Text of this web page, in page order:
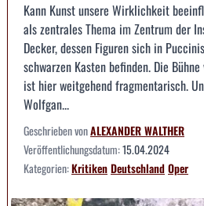
Kann Kunst unsere Wirklichkeit
als zentrales Thema im Zentrum der
Decker, dessen Figuren sich in
schwarzen Kasten befinden. Die
ist hier weitgehend fragmentarisch.
Wolfgan...
Geschrieben vonALEXANDER WALTHER
Veröffentlichungsdatum:15.04.2024
Kategorien:KritikenDeutschlandOper